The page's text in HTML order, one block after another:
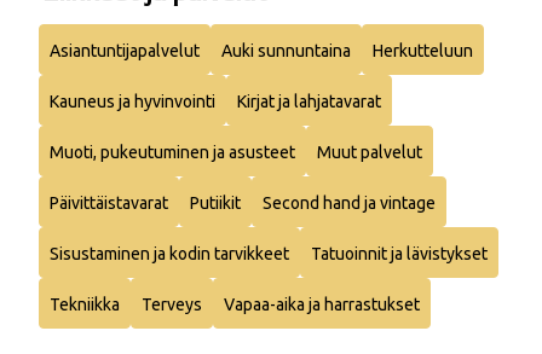
Asiantuntijapalvelut Auki sunnuntaina Herkutteluun
Kauneus ja hyvinvointi Kirjat ja lahjatavarat
Muoti, pukeutuminen ja asusteet Muut palvelut
Päivittäistavarat Putiikit Second hand ja vintage
Sisustaminen ja kodin tarvikkeet Tatuoinnit ja lävistykset
Tekniikka Terveys Vapaa-aika ja harrastukset